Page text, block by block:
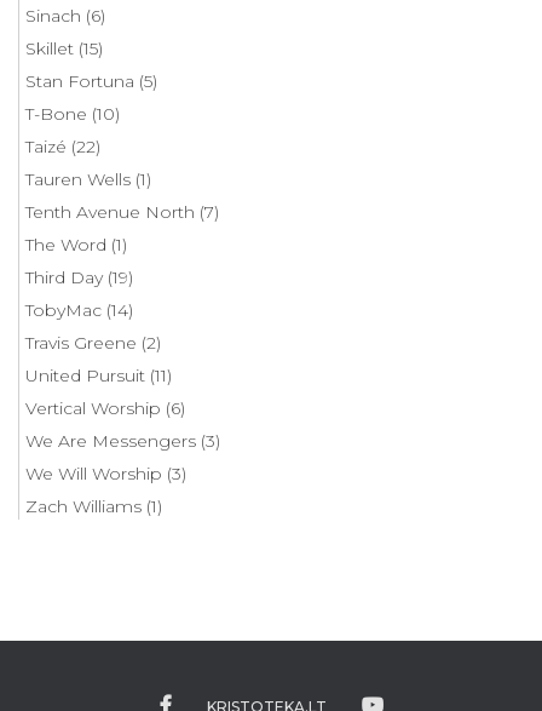
Sinach (6)
Skillet (15)
Stan Fortuna (5)
T-Bone (10)
Taizé (22)
Tauren Wells (1)
Tenth Avenue North (7)
The Word (1)
Third Day(19)
TobyMac (14)
Travis Greene (2)
United Pursuit (11)
Vertical Worship (6)
We Are Messengers (3)
We Will Worship (3)
Zach Williams (1)
KRISTOTEKA.LT